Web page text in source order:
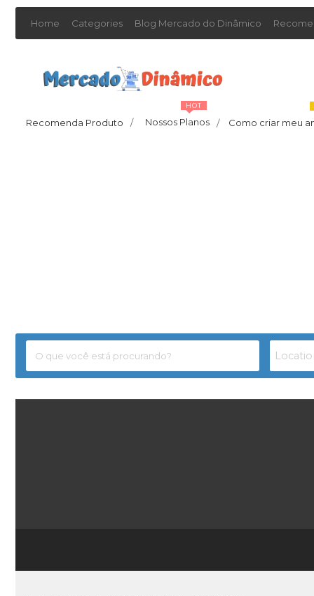
Home Categories Blog Mercado do Dinâmico
Recomenda Produto / Nossos Planos /
HOT
Como criar meu